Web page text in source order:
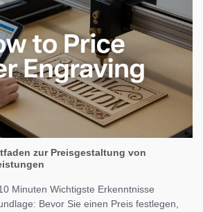
zur Preisgestaltung von
Minuten Wichtigste Erkenntnisse
Bevor Sie einen Preis festlegen,